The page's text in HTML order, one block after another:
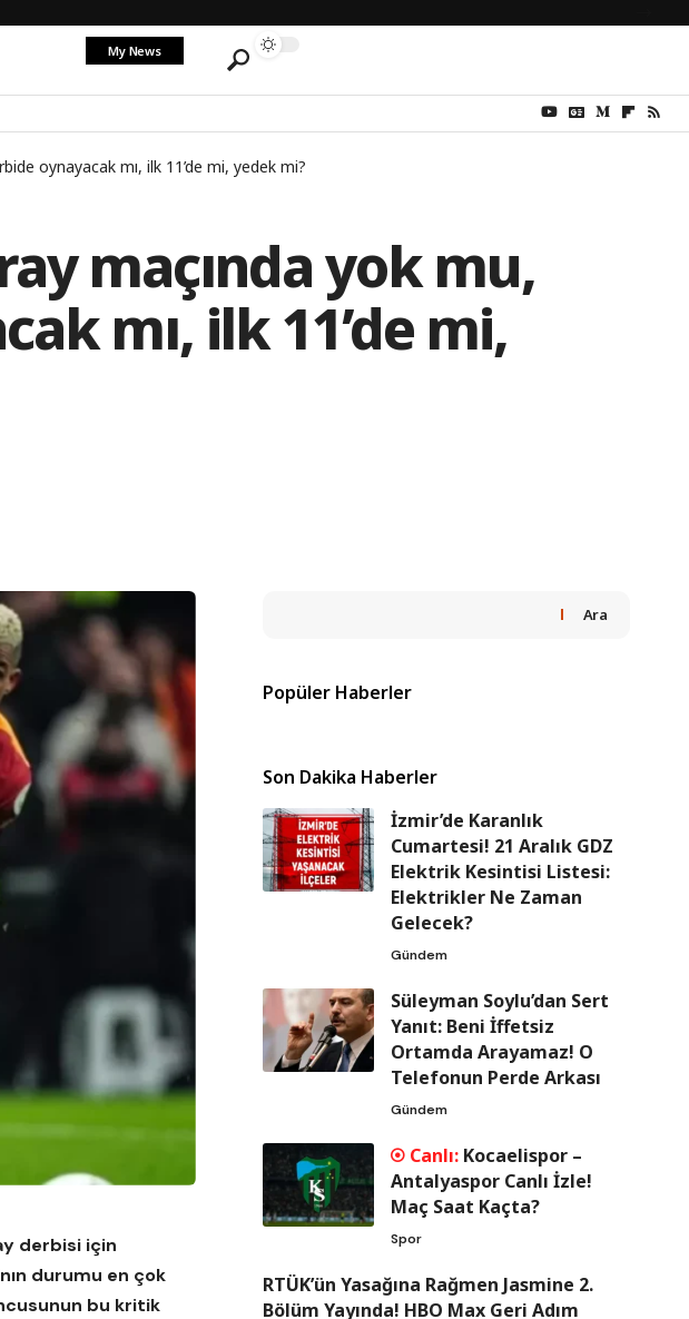
My News
oynayacak mı, ilk 11’de mi, yedek mi?
maçında yok mu,
mı, ilk 11’de mi,
derbisi için
durumu en çok
bu kritik
Ara
Popüler Haberler
Son Dakika Haberler
İzmir’de Karanlık
Cumartesi! 21 Aralık GDZ
Elektrik Kesintisi Listesi:
Elektrikler Ne Zaman
Gelecek?
Gündem
Süleyman Soylu’dan Sert
Yanıt: Beni İffetsiz
Ortamda Arayamaz! O
Telefonun Perde Arkası
Gündem
Kocaelispor –
Antalyaspor Canlı İzle!
Maç Saat Kaçta?
Spor
RTÜK’ün Yasağına Rağmen Jasmine 2.
Bölüm Yayında! HBO Max Geri Adım